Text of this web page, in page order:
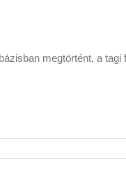
megtörtént, a